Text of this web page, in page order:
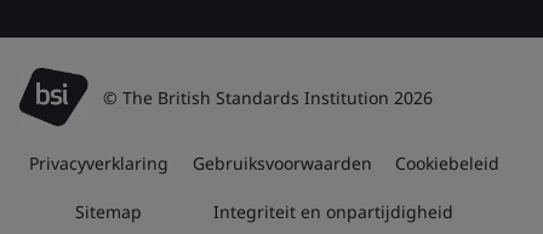
© The British Standards Institution 2026
Privacyverklaring Gebruiksvoorwaarden Cookiebeleid
Sitemap Integriteit en onpartijdigheid